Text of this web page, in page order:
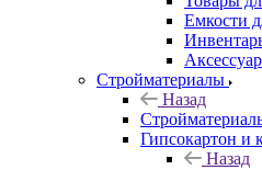
Емкости
Стройматериалы
Назад
Гипсокартон и
Назад